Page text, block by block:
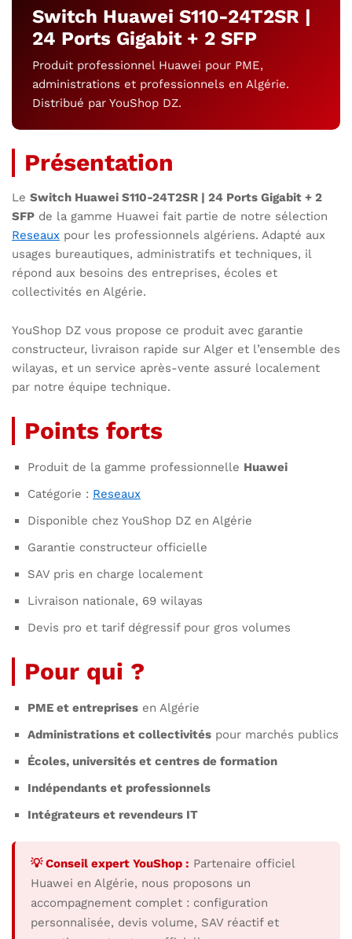
Switch Huawei S110-24T2SR |
24 Ports Gigabit + 2 SFP
Produit professionnel Huawei pour PME,
administrations et professionnels en Algérie.
Distribué par YouShop DZ.
Présentation
Le Switch Huawei S110-24T2SR | 24 Ports Gigabit + 2
SFP de la gamme Huawei fait partie de notre sélection
Reseaux pour les professionnels algériens. Adapté aux
usages bureautiques, administratifs et techniques, il
répond aux besoins des entreprises, écoles et
collectivités en Algérie.
YouShop DZ vous propose ce produit avec garantie
constructeur, livraison rapide sur Alger et l’ensemble des
wilayas, et un service après-vente assuré localement
par notre équipe technique.
Points forts
Produit de la gamme professionnelle Huawei
Catégorie : Reseaux
Disponible chez YouShop DZ en Algérie
Garantie constructeur officielle
SAV pris en charge localement
Livraison nationale, 69 wilayas
Devis pro et tarif dégressif pour gros volumes
Pour qui ?
PME et entreprises en Algérie
Administrations et collectivités pour marchés publics
Écoles, universités et centres de formation
Indépendants et professionnels
Intégrateurs et revendeurs IT
💡 Conseil expert YouShop : Partenaire officiel
Huawei en Algérie, nous proposons un
accompagnement complet : configuration
personnalisée, devis volume, SAV réactif et